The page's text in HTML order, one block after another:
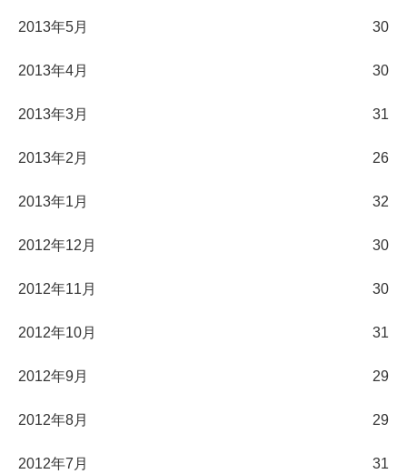
2013年5月 30
2013年4月 30
2013年3月 31
2013年2月 26
2013年1月 32
2012年12月 30
2012年11月 30
2012年10月 31
2012年9月 29
2012年8月 29
2012年7月 31